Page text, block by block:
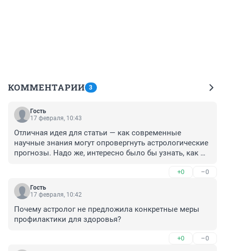
КОММЕНТАРИИ 3
Гость
17 февраля, 10:43
Отличная идея для статьи — как современные
научные знания могут опровергнуть астрологические
прогнозы. Надо же, интересно было бы узнать, как
+0 –0
Гость
17 февраля, 10:42
Почему астролог не предложила конкретные меры
профилактики для здоровья?
+0 –0